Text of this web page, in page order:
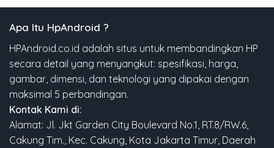
Apa Itu HpAndroid ?
HPAndroid.co.id adalah situs untuk membandingkan HP
secara detail yang menyangkut: spesifikasi, harga,
gambar, dimensi, dan teknologi yang dipakai dengan
maksimal 5 perbandingan.
Kontak Kami di:
Alamat: Jl. Jkt Garden City Boulevard No.1, RT.8/RW.6,
Cakung Tim., Kec. Cakung, Kota Jakarta Timur, Daerah